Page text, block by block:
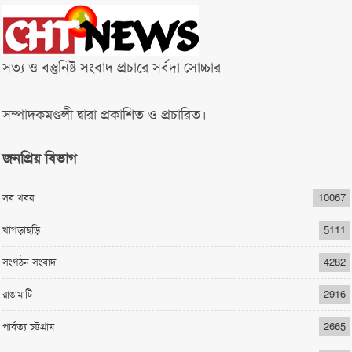
সত্য ও বস্তুনিষ্ট সংবাদ প্রচারে সর্বদা সোচ্চার
সম্পাদকমণ্ডলী দ্বারা প্রকাশিত ও প্রচারিত।
জনপ্রিয় বিভাগ
সব খবর 10067
খাগড়াছড়ি 5111
সংগঠন সংবাদ 4282
রাঙামাটি 2916
পার্বত্য চট্টগ্রাম 2665